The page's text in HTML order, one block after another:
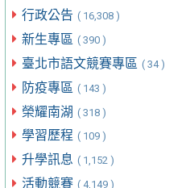
行政公告 ( 16,308 )
新生專區 ( 390 )
臺北市語文競賽專區 ( 34 )
防疫專區 ( 143 )
榮耀南湖 ( 318 )
學習歷程 ( 109 )
升學訊息 ( 1,152 )
活動競賽 ( 4,149 )